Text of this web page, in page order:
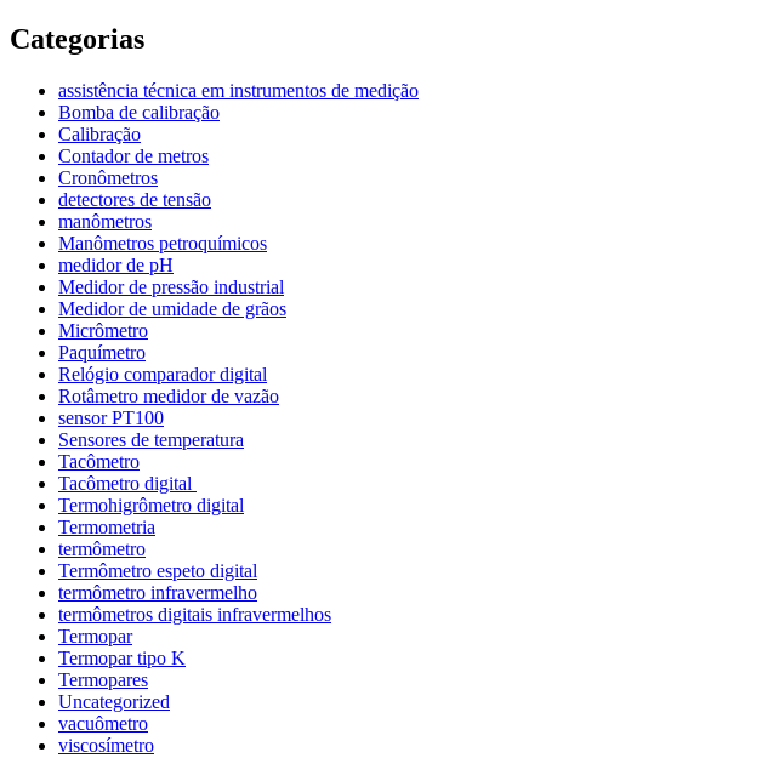
Categorias
assistência técnica em instrumentos de medição
Bomba de calibração
Calibração
Contador de metros
Cronômetros
detectores de tensão
manômetros
Manômetros petroquímicos
medidor de pH
Medidor de pressão industrial
Medidor de umidade de grãos
Micrômetro
Paquímetro
Relógio comparador digital
Rotâmetro medidor de vazão
sensor PT100
Sensores de temperatura
Tacômetro
Tacômetro digital
Termohigrômetro digital
Termometria
termômetro
Termômetro espeto digital
termômetro infravermelho
termômetros digitais infravermelhos
Termopar
Termopar tipo K
Termopares
Uncategorized
vacuômetro
viscosímetro